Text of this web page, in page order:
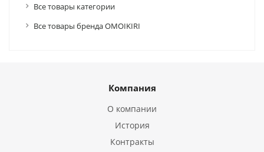
Все товары категории
Все товары бренда OMOIKIRI
Компания
О компании
История
Контракты